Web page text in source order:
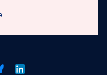
CNCDHCNCDH